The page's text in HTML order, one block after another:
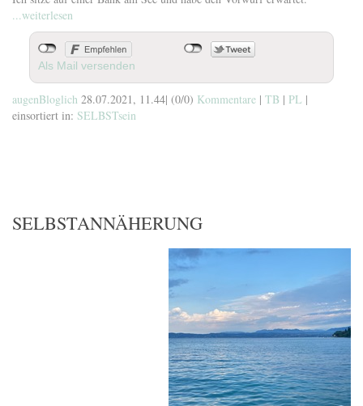
...weiterlesen
Als Mail versenden
augenBloglich 28.07.2021, 11.44| (0/0) Kommentare | TB | PL |
einsortiert in: SELBSTsein
SELBSTANNÄHERUNG